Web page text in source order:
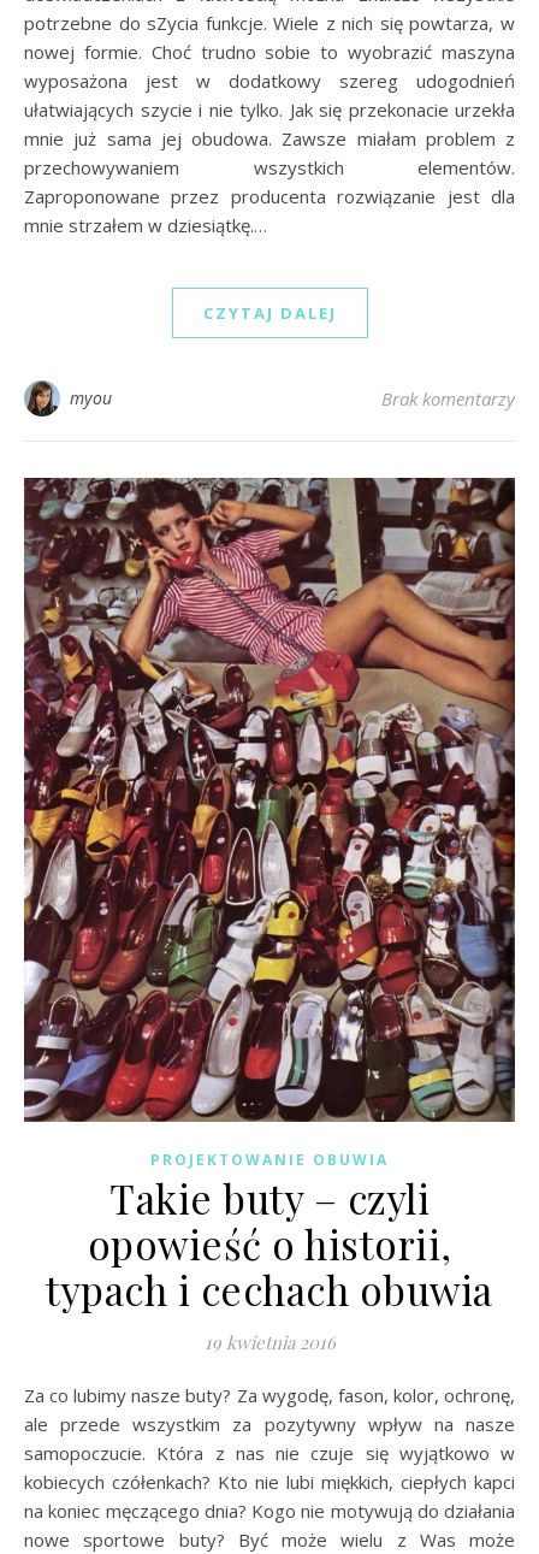
potrzebne do sZycia funkcje. Wiele z nich się powtarza, w
nowej formie. Choć trudno sobie to wyobrazić maszyna
wyposażona jest w dodatkowy szereg udogodnień
ułatwiających szycie i nie tylko. Jak się przekonacie urzekła
mnie już sama jej obudowa. Zawsze miałam problem z
przechowywaniem wszystkich elementów.
Zaproponowane przez producenta rozwiązanie jest dla
mnie strzałem w dziesiątkę.…
CZYTAJ DALEJ
myou Brak komentarzy
PROJEKTOWANIE OBUWIA
Takie buty – czyli
opowieść o historii,
typach i cechach obuwia
19 kwietnia 2016
Za co lubimy nasze buty? Za wygodę, fason, kolor, ochronę,
ale przede wszystkim za pozytywny wpływ na nasze
samopoczucie. Która z nas nie czuje się wyjątkowo w
kobiecych czółenkach? Kto nie lubi miękkich, ciepłych kapci
na koniec męczącego dnia? Kogo nie motywują do działania
nowe sportowe buty? Być może wielu z Was może